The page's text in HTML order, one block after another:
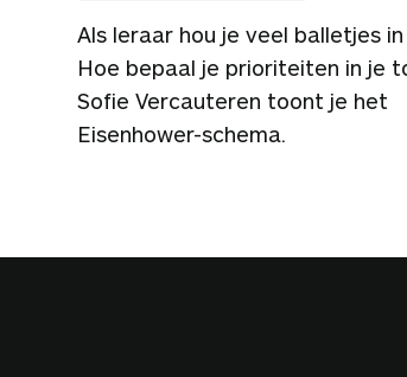
Als leraar hou je veel balletjes
Hoe bepaal je prioriteiten in je
Sofie Vercauteren toont je het
Eisenhower-schema.